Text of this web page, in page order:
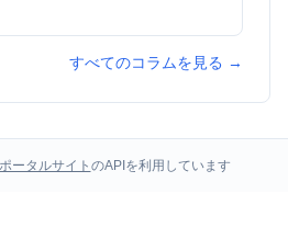
すべてのコラムを見る →
ータルサイト のAPIを利用しています